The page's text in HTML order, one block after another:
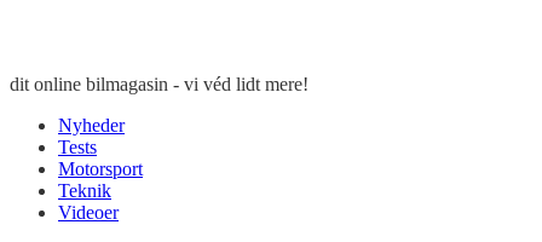
dit online bilmagasin - vi véd lidt mere!
Nyheder
Tests
Motorsport
Teknik
Videoer